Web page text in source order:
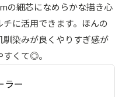
の細芯になめらかな描き心
に活用できます。ほんの
馴染みが良くやりすぎ感が
くて◎。